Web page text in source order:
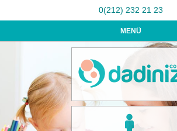
0(212) 232 21 23
MENÜ